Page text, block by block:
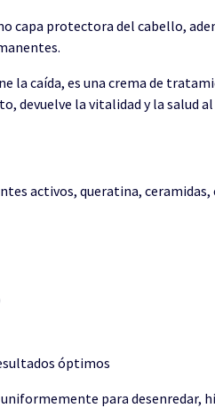
capa protectora del cabello,
la caída, es una crema de
devuelve la vitalidad y la salud
activos, queratina,
óptimos
para desenredar,